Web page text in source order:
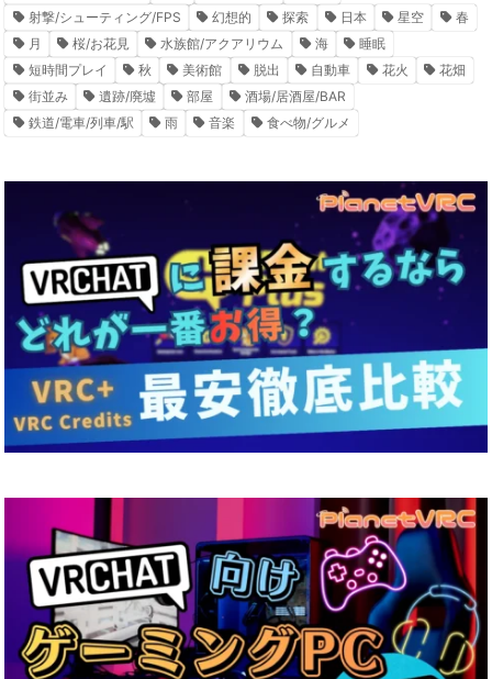
射撃/シューティング/FPS
幻想的 探索 日本 星空
春
月
桜/お花見 水族館/アクアリウム 海
睡眠
短時間プレイ
秋 美術館 脱出 自動車 花火
花畑
街並み
遺跡/廃墟 部屋
酒場/居酒屋/BAR
鉄道/電車/列車/駅
雨 音楽 食べ物/グルメ